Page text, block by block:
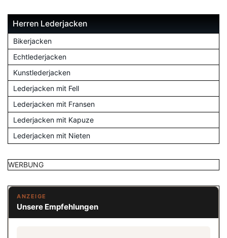
Herren Lederjacken
Bikerjacken
Echtlederjacken
Kunstlederjacken
Lederjacken mit Fell
Lederjacken mit Fransen
Lederjacken mit Kapuze
Lederjacken mit Nieten
WERBUNG
ANZEIGE
Unsere Empfehlungen